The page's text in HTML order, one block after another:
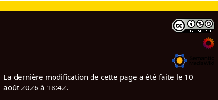
La dernière modification de cette page a été faite le 10
août 2026 à 18:42.